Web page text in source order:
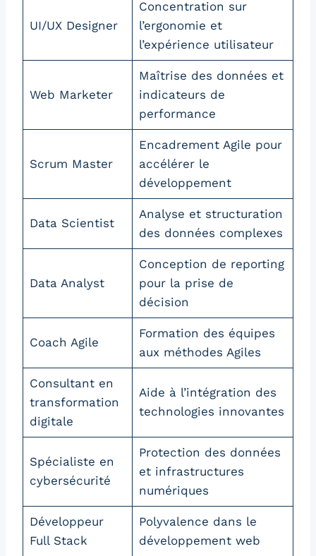
UI/UX Designer
Concentration sur
l’ergonomie et
l’expérience utilisateur
Web Marketer
Maîtrise des données et
indicateurs de
performance
Scrum Master
Encadrement Agile pour
accélérer le
développement
Data Scientist
Analyse et structuration
des données complexes
Data Analyst
Conception de reporting
pour la prise de
décision
Coach Agile
Formation des équipes
aux méthodes Agiles
Consultant en
transformation
digitale
Aide à l’intégration des
technologies innovantes
Spécialiste en
cybersécurité
Protection des données
et infrastructures
numériques
Développeur
Full Stack
Polyvalence dans le
développement web